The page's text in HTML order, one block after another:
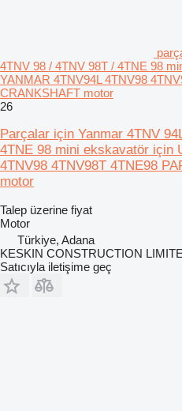
4TNV 98 / 4TNV 98T / 4TNE 98
YANMAR 4TNV94L 4TNV98
CRANKSHAFT motor
26
Parçalar için Yanmar 4TNV
4TNE 98 mini ekskavatör için
4TNV98 4TNV98T 4TNE98
motor
Talep üzerine fiyat
Motor
Türkiye, Adana
KESKIN CONSTRUCTION
Satıcıyla iletişime geç